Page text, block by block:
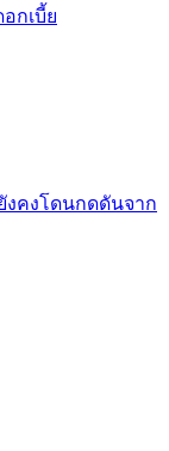
กเบี้ย
งคงโดนกดดันจาก